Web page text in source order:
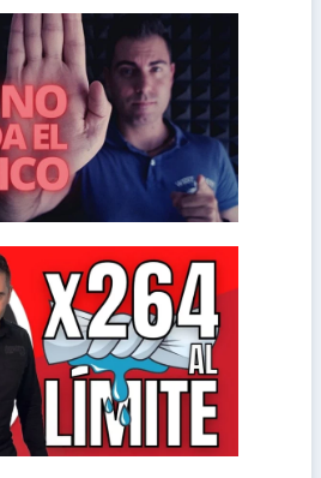
condiciones de
de Facebook que
el próximo 1 de Octubre de
x264 en
cómo configurar x264
o grabar. Vas a
qué de